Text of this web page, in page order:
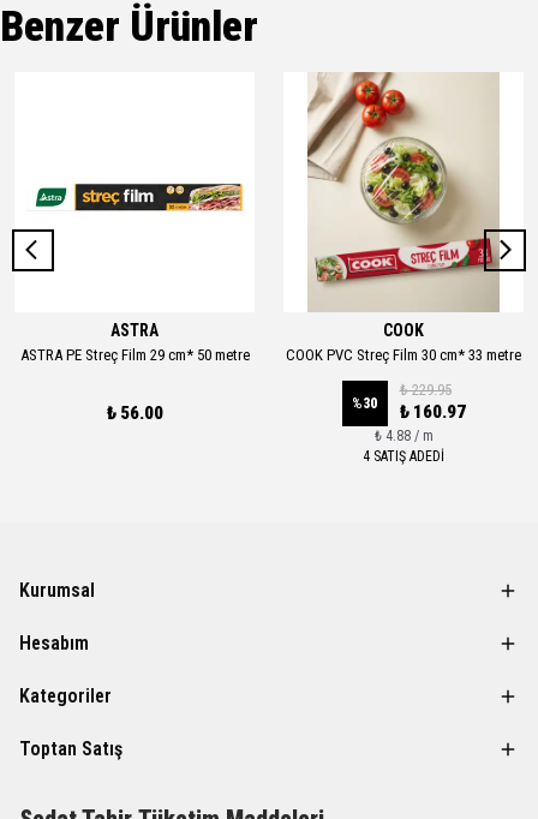
Benzer Ürünler
ASTRA
ASTRA PE Streç Film 29 cm* 50 metre
₺ 56.00
COOK
COOK PVC Streç Film 30 cm* 33 metre
%30
₺ 229.95
₺ 160.97
₺ 4.88 / m
4 SATIŞ ADEDİ
Kurumsal
Hesabım
Kategoriler
Toptan Satış